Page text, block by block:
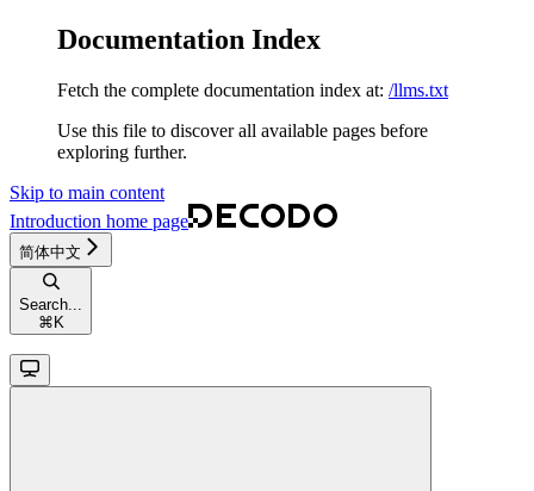
Documentation Index
Fetch the complete documentation index at: /llms.txt
Use this file to discover all available pages before
exploring further.
Skip to main content
Introduction home page
简体中文
Search...
⌘ K